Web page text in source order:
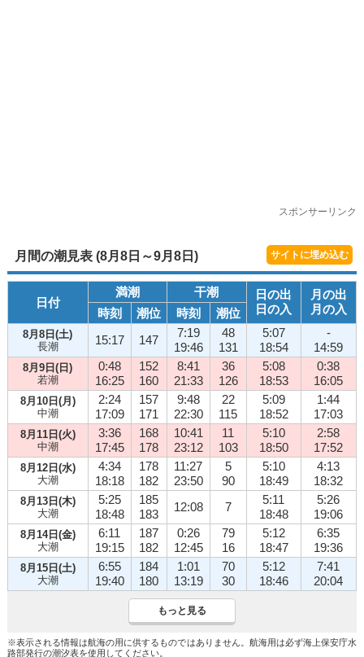
スポンサーリンク
月間の潮見表 (8月8日～9月8日) サイトに埋め込む
日付
満潮 干潮
日の出
日の入
月の出
月の入
時刻 潮位 時刻 潮位
8月8日(土)
長潮
15:17 147
7:19
19:46
48
131
5:07
18:54
-
14:59
8月9日(日)
若潮
0:48
16:25
152
160
8:41
21:33
36
126
5:08
18:53
0:38
16:05
8月10日(月)
中潮
2:24
17:09
157
171
9:48
22:30
22
115
5:09
18:52
1:44
17:03
8月11日(火)
中潮
3:36
17:45
168
178
10:41
23:12
11
103
5:10
18:50
2:58
17:52
8月12日(水)
大潮
4:34
18:18
178
182
11:27
23:50
5
90
5:10
18:49
4:13
18:32
8月13日(木)
大潮
5:25
18:48
185
183
12:08 7
5:11
18:48
5:26
19:06
8月14日(金)
大潮
6:11
19:15
187
182
0:26
12:45
79
16
5:12
18:47
6:35
19:36
8月15日(土)
大潮
6:55
19:40
184
180
1:01
13:19
70
30
5:12
18:46
7:41
20:04
もっと見る
※表示される情報は航海の用に供するものではありません。航海用は必ず海上保安庁水
路部発行の潮汐表を使用してください。